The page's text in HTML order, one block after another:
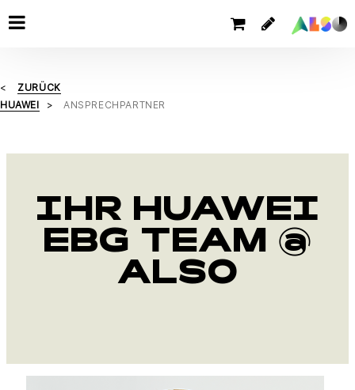
ZURÜCK
HUAWEI
ANSPRECHPARTNER
IHR HUAWEI
EBG TEAM @
ALSO